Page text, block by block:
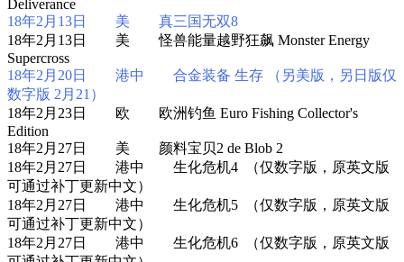
Deliverance
18年2月13日 美 真三国无双8
18年2月13日 美 怪兽能量越野狂飙 Monster Energy
Supercross
18年2月20日 港中 合金装备 生存 （另美版，另日版仅
数字版 2月21）
18年2月23日 欧 欧洲钓鱼 Euro Fishing Collector's
Edition
18年2月27日 美 颜料宝贝2 de Blob 2
18年2月27日 港中 生化危机4 （仅数字版，原英文版
可通过补丁更新中文）
18年2月27日 港中 生化危机5 （仅数字版，原英文版
可通过补丁更新中文）
18年2月27日 港中 生化危机6 （仅数字版，原英文版